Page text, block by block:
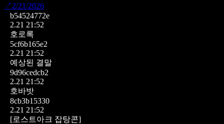
↗ 2/21/2026
b54524772e
2.21 21:52
호로록
5cf6b165e2
2.21 21:52
예상된 결말
9d96cedcb2
2.21 21:52
호바밧
8cb3b15330
2.21 21:52
[로스트아크 잡탕콘]